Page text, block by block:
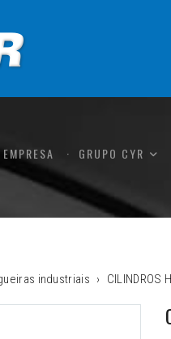
EMPRESA GRUPO CYR
industriais CILINDROS